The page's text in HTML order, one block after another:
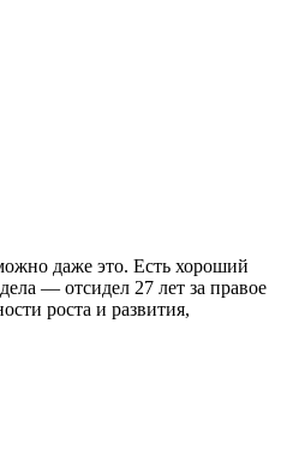
даже это. Есть хороший
— отсидел 27 лет за правое
роста и развития,